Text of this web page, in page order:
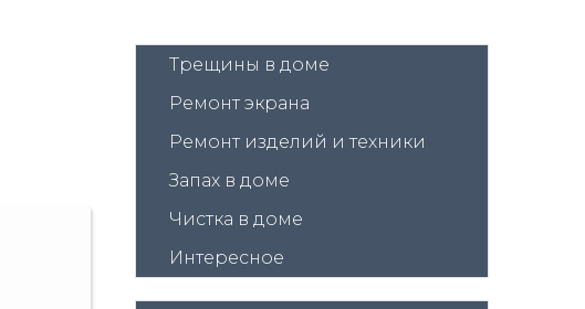
Трещины в доме
Ремонт экрана
Ремонт изделий и техники
Запах в доме
Чистка в доме
Интересное